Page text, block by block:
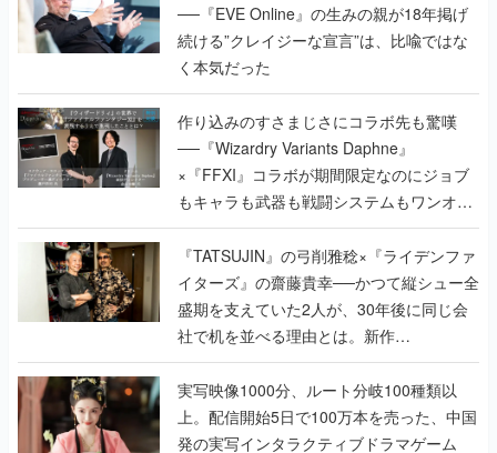
──『EVE Online』の生みの親が18年掲げ
続ける”クレイジーな宣言”は、比喩ではな
く本気だった
作り込みのすさまじさにコラボ先も驚嘆
──『Wizardry Variants Daphne』
×『FFXI』コラボが期間限定なのにジョブ
もキャラも武器も戦闘システムもワンオフ
で作り込まれた理由を両ディレクターに聞
く
『TATSUJIN』の弓削雅稔×『ライデンファ
イターズ』の齋藤貴幸──かつて縦シュー全
盛期を支えていた2人が、30年後に同じ会
社で机を並べる理由とは。新作
『TATSUJIN EXTREME』で初タッグを組
んだレジェンド2人に訊く開発秘話
実写映像1000分、ルート分岐100種類以
上。配信開始5日で100万本を売った、中国
発の実写インタラクティブドラマゲーム